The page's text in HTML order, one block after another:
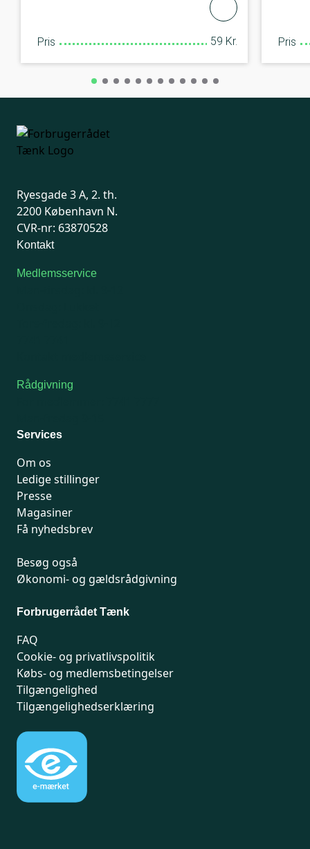
Pris 59 Kr. Pris
Ryesgade 3 A, 2. th.
2200 København N.
CVR-nr: 63870528
Kontakt
Medlemsservice
Rådgivning
Services
Om os
Ledige stillinger
Presse
Magasiner
Få nyhedsbrev
Besøg også
Økonomi- og gældsrådgivning
Forbrugerrådet Tænk
FAQ
Cookie- og privatlivspolitik
Købs- og medlemsbetingelser
Tilgængelighed
Tilgængelighedserklæring